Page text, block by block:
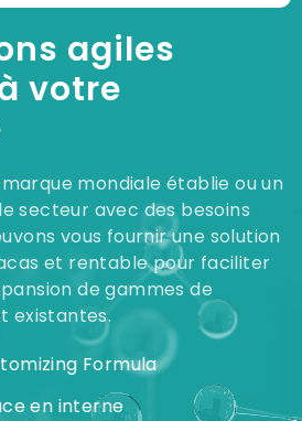
agiles
votre
mondiale établie ou un
secteur avec des besoins
vous fournir une solution
et rentable pour faciliter
de gammes de
existantes.
Formula
en interne